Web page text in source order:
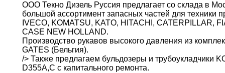
ООО Текно Дизель Руссия предлагает со склада в
большой ассортимент запасных частей для техники
IVECO, KOMATSU, KATO, HITACHI , CATERPILLAR,
СASE NEW HOLLAND.
Производство рукавов высокого давления из
GATES (Бельгия).
/> Также предлагаем бульдозеры и трубоукладчики
D355A,C с капитального ремонта.